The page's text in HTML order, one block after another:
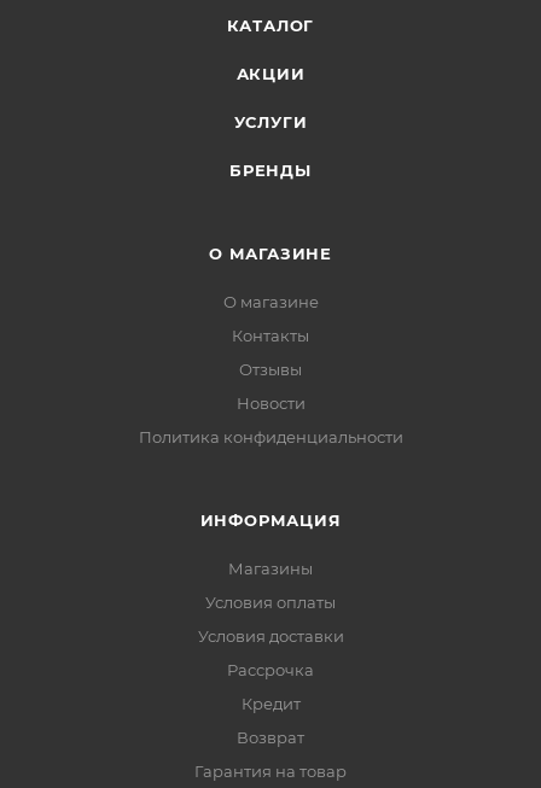
КАТАЛОГ
АКЦИИ
УСЛУГИ
БРЕНДЫ
О МАГАЗИНЕ
О магазине
Контакты
Отзывы
Новости
Политика конфиденциальности
ИНФОРМАЦИЯ
Магазины
Условия оплаты
Условия доставки
Рассрочка
Кредит
Возврат
Гарантия на товар